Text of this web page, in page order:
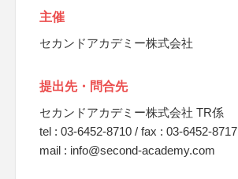
主催
セカンドアカデミー株式会社
提出先・問合先
セカンドアカデミー株式会社 TR係
tel : 03-6452-8710 / fax : 03-6452-8717
mail : info@second-academy.com